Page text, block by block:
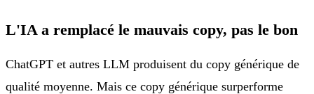
L'IA a remplacé le mauvais copy, pas le bon
ChatGPT et autres LLM produisent du copy générique de
qualité moyenne. Mais ce copy générique surperforme